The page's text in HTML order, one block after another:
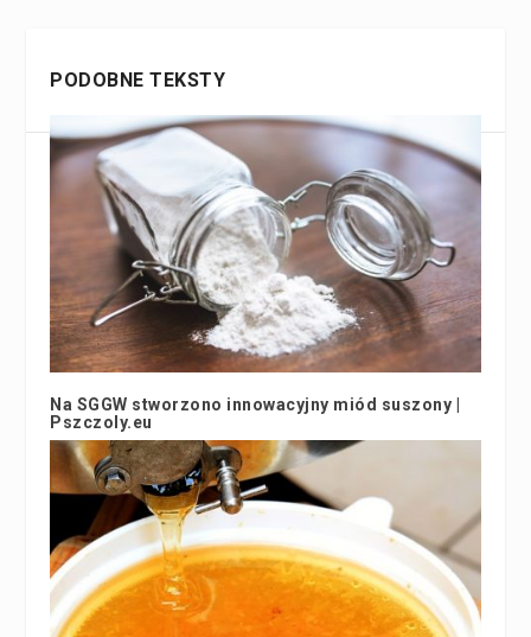
PODOBNE TEKSTY
Na SGGW stworzono innowacyjny miód suszony |
Pszczoly.eu
27 września 2019